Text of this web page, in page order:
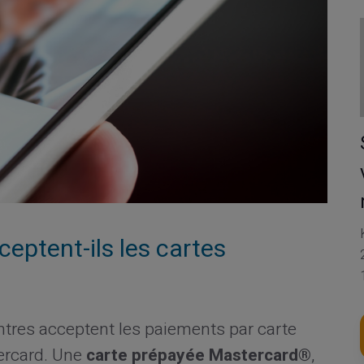
ils les cartes
acceptent les paiements par carte
Une carte prépayée Mastercard®,